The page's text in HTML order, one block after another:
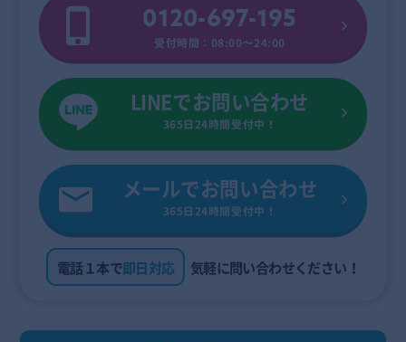
0120-697-195
受付時間：08:00〜24:00
LINEでお問い合わせ
365日24時間受付中！
メールでお問い合わせ
365日24時間受付中！
電話１本で即日対応 気軽に問い合わせください！